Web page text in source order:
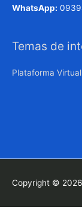
WhatsApp:
Temas de
Plataforma Virtual
Copyright © 2026